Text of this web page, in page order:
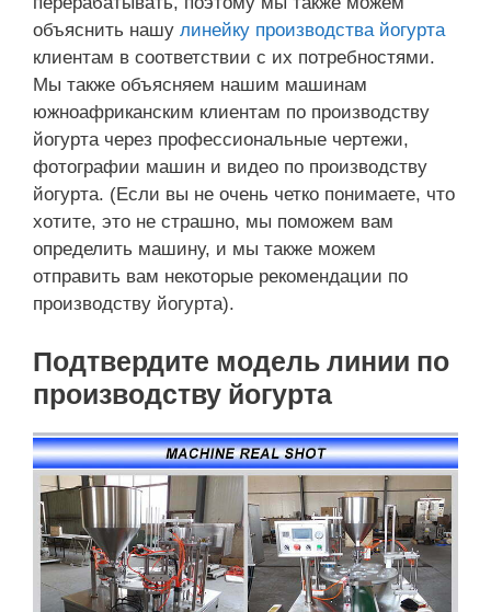
объяснить нашу линейку производства йогурта
клиентам в соответствии с их потребностями.
Мы также объясняем нашим машинам
южноафриканским клиентам по производству
йогурта через профессиональные чертежи,
фотографии машин и видео по производству
йогурта. (Если вы не очень четко понимаете, что
хотите, это не страшно, мы поможем вам
определить машину, и мы также можем
отправить вам некоторые рекомендации по
производству йогурта).
Подтвердите модель линии по
производству йогурта